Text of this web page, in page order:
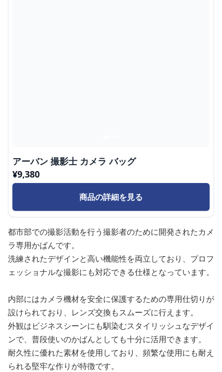
アーバン 撮影士 カメラ バッグ
¥9,380
商品の詳細を見る
都市部での撮影活動を行う撮影者のために開発されたカメ
ラ専用かばんです。
洗練されたデザインと高い機能性を両立しており、プロフ
ェッショナルな撮影にも対応できる仕様となっています。
内部にはカメラ機材を安全に保護するための専用仕切りが
設けられており、レンズ交換もスムーズに行えます。
外観はビジネスシーンにも馴染むスタイリッシュなデザイ
ンで、普段使いのかばんとしても十分に活用できます。
耐久性に優れた素材を使用しており、頻繁な使用にも耐え
られる堅牢な作りが特徴です。